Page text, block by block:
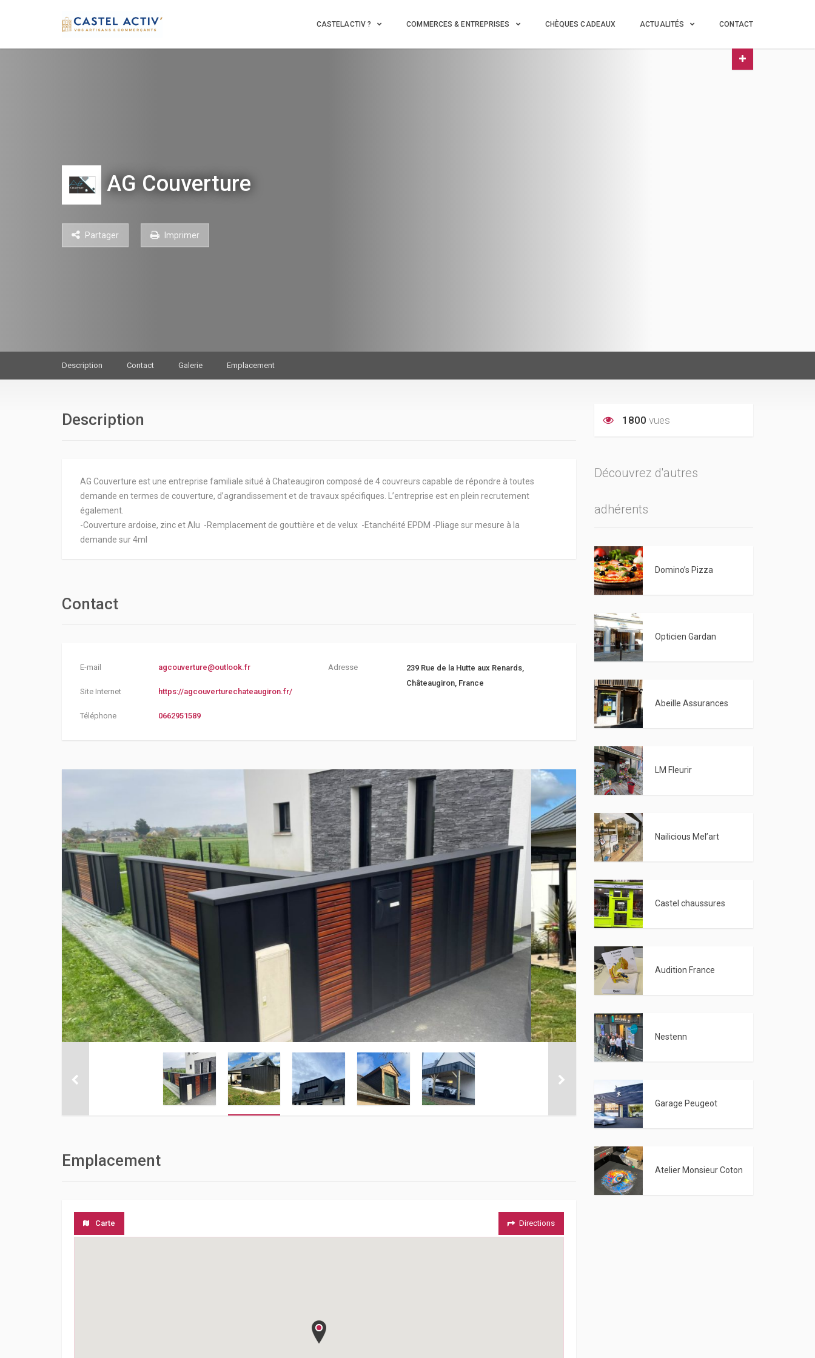
CASTELACTIV ? COMMERCES & ENTREPRISES CHÈQUES CADEAUX ACTUALITÉS CONTACT
AG Couverture
Partager Imprimer
Description Contact Galerie Emplacement
Description
AG Couverture est une entreprise familiale situé à Chateaugiron composé de 4 couvreurs capable de répondre à toutes
demande en termes de couverture, d’agrandissement et de travaux spécifiques. L’entreprise est en plein recrutement
également.
-Couverture ardoise, zinc et Alu -Remplacement de gouttière et de velux -Etanchéité EPDM -Pliage sur mesure à la
demande sur 4ml
Contact
E-mail agcouverture@outlook.fr
Site Internet https://agcouverturechateaugiron.fr/
Téléphone 0662951589
Adresse
239 Rue de la Hutte aux Renards,
Châteaugiron, France
Emplacement
Carte Directions
1800 vues
Découvrez d'autres
adhérents
Domino’s Pizza
Opticien Gardan
Abeille Assurances
LM Fleurir
Nailicious Mel’art
Castel chaussures
Audition France
Nestenn
Garage Peugeot
Atelier Monsieur Coton